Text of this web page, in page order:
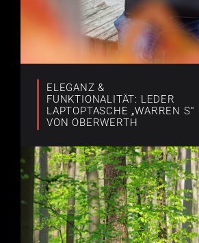
ELEGANZ &
FUNKTIONALITÄT: LEDER
LAPTOPTASCHE „WARREN S“
VON OBERWERTH